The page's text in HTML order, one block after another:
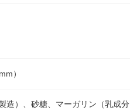
）
造）、砂糖、マーガリン（乳成分